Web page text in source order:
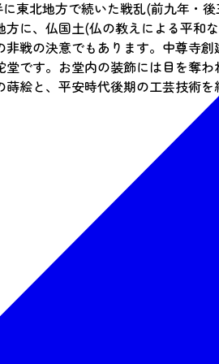
東北地方で続いた戦乱(前九年・
に、仏国土(仏の教えによる平和
戦の決意でもあります。中尊寺創
です。お堂内の装飾には目を奪わ
絵と、平安時代後期の工芸技術を